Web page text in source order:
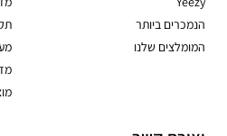
הנמכרים ביותר
המומלצים שלנו